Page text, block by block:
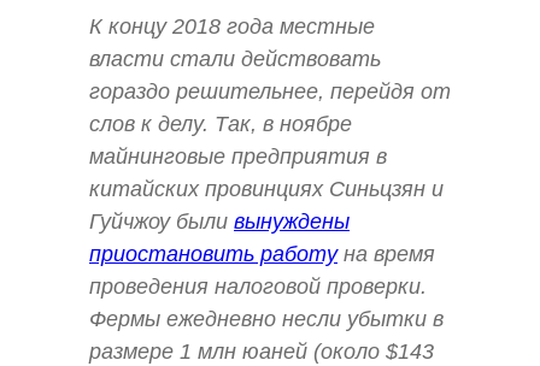
К концу 2018 года местные
власти стали действовать
гораздо решительнее, перейдя от
слов к делу. Так, в ноябре
майнинговые предприятия в
китайских провинциях Синьцзян и
Гуйчжоу были вынуждены
приостановить работуна время
проведения налоговой проверки.
Фермы ежедневно несли убытки в
размере 1 млн юаней (около $143